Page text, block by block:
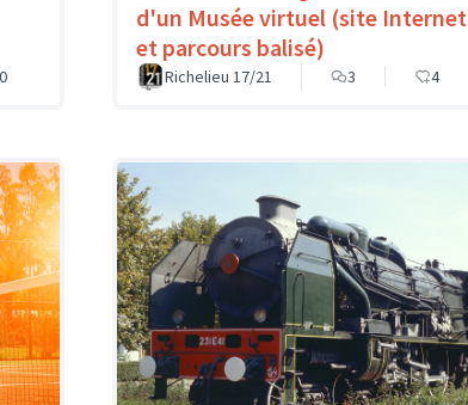
0
d'un Musée virtuel (site Internet
et parcours balisé)
Richelieu 17/21 3 4